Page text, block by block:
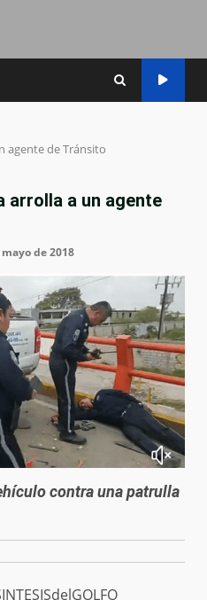
agente de Tránsito
arrolla a un agente
de 2018
contra una patrulla